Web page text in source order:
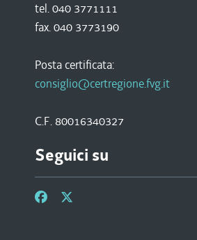
tel. 040 3771111
fax. 040 3773190
Posta certificata:
consiglio@certregione.fvg.it
C.F. 80016340327
Seguici su